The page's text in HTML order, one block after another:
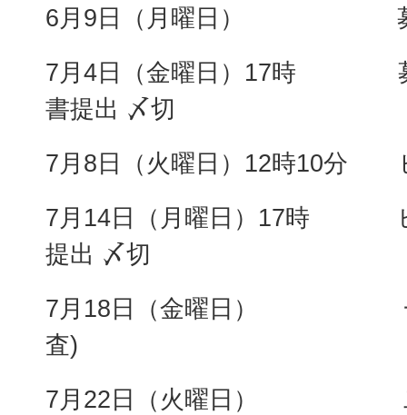
6月9日（月曜日） 募
7月4日（金曜日）17時 募
書提出 〆切
7月8日（火曜日）12時10分
7月14日（月曜日）17時 ヒ
提出 〆切
7月18日（金曜日） 一
査)
7月22日（火曜日） 二